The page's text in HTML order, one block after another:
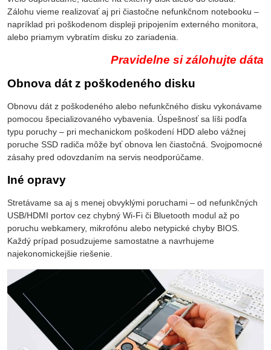
Zálohu vieme realizovať aj pri čiastočne nefunkčnom notebooku –
napríklad pri poškodenom displeji pripojením externého monitora,
alebo priamym vybratím disku zo zariadenia.
Pravidelne si zálohujte dáta
Obnova dát z poškodeného disku
Obnovu dát z poškodeného alebo nefunkčného disku vykonávame
pomocou špecializovaného vybavenia. Úspešnosť sa líši podľa
typu poruchy – pri mechanickom poškodení HDD alebo vážnej
poruche SSD radiča môže byť obnova len čiastočná. Svojpomocné
zásahy pred odovzdaním na servis neodporúčame.
Iné opravy
Stretávame sa aj s menej obvyklými poruchami – od nefunkčných
USB/HDMI portov cez chybný Wi-Fi či Bluetooth modul až po
poruchu webkamery, mikrofónu alebo netypické chyby BIOS.
Každý prípad posudzujeme samostatne a navrhujeme
najekonomickejšie riešenie.